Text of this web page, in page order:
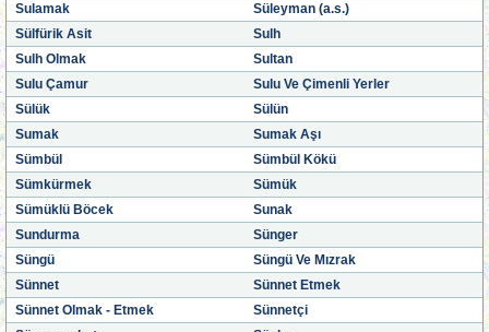
Sulamak
Süleyman (a.s.)
Sülfürik Asit
Sulh
Sulh Olmak
Sultan
Sulu Çamur
Sulu Ve Çimenli Yerler
Sülük
Sülün
Sumak
Sumak Aşı
Sümbül
Sümbül Kökü
Sümkürmek
Sümük
Sümüklü Böcek
Sunak
Sundurma
Sünger
Süngü
Süngü Ve Mızrak
Sünnet
Sünnet Etmek
Sünnet Olmak - Etmek
Sünnetçi